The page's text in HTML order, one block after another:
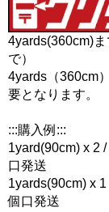
4yards(360cm)
で）
4yards（360cm
要となります。
:::購入例:::
1yard(90cm) x 2
口発送
1yards(90cm) x
個口発送